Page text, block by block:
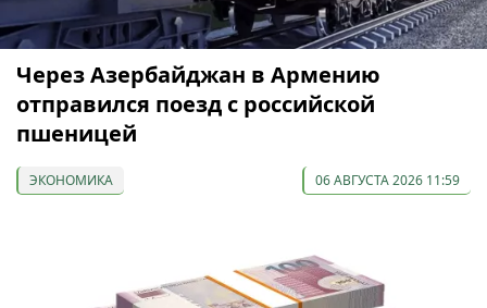
Через Азербайджан в Армению
отправился поезд с российской
пшеницей
ЭКОНОМИКА 06 АВГУСТА 2026 11:59